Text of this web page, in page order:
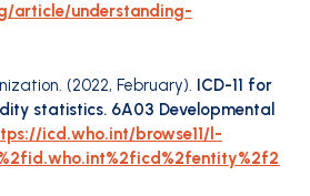
article/understanding-
(2022, February). ICD-11 for
statistics. 6A03 Developmental
icd.who.int/browse11/l-